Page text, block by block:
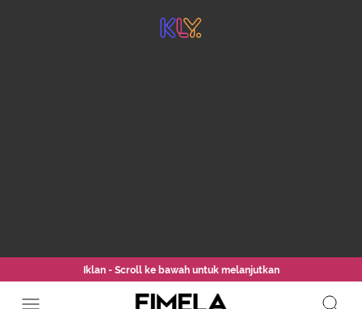
Iklan - Scroll ke bawah untuk melanjutkan